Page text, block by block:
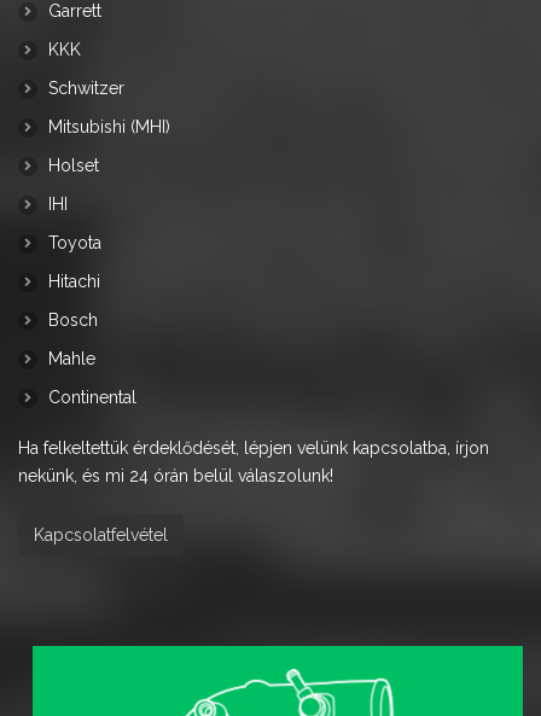
Garrett
KKK
Schwitzer
Mitsubishi (MHI)
Holset
IHI
Toyota
Hitachi
Bosch
Mahle
Continental
Ha felkeltettük érdeklődését, lépjen velünk kapcsolatba, írjon
nekünk, és mi 24 órán belül válaszolunk!
Kapcsolatfelvétel